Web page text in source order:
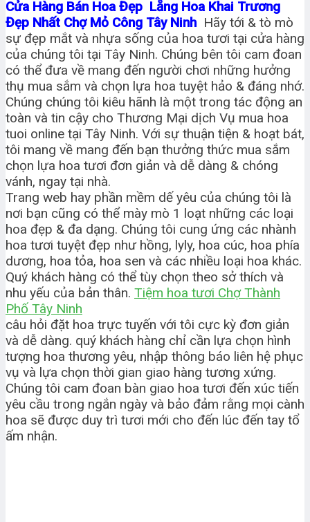
Cửa Hàng Bán Hoa Đẹp Lẵng Hoa Khai Trương
Đẹp Nhất Chợ Mỏ Công Tây Ninh Hãy tới & tò mò
sự đẹp mắt và nhựa sống của hoa tươi tại cửa hàng
của chúng tôi tại Tây Ninh. Chúng bên tôi cam đoan
có thể đưa về mang đến người chơi những hưởng
thụ mua sắm và chọn lựa hoa tuyệt hảo & đáng nhớ.
Chúng chúng tôi kiêu hãnh là một trong tác động an
toàn và tin cậy cho Thương Mại dịch Vụ mua hoa
tuoi online tại Tây Ninh. Với sự thuận tiện & hoạt bát,
tôi mang về mang đến bạn thưởng thức mua sắm
chọn lựa hoa tươi đơn giản và dễ dàng & chóng
vánh, ngay tại nhà.
Trang web hay phần mềm dế yêu của chúng tôi là
nơi bạn cũng có thể mày mò 1 loạt những các loại
hoa đẹp & đa dạng. Chúng tôi cung ứng các nhành
hoa tươi tuyệt đẹp như hồng, lyly, hoa cúc, hoa phía
dương, hoa tỏa, hoa sen và các nhiều loại hoa khác.
Quý khách hàng có thể tùy chọn theo sở thích và
nhu yếu của bản thân. Tiệm hoa tươi Chợ Thành
Phố Tây Ninh
câu hỏi đặt hoa trực tuyến với tôi cực kỳ đơn giản
và dễ dàng. quý khách hàng chỉ cần lựa chọn hình
tượng hoa thương yêu, nhập thông báo liên hệ phục
vụ và lựa chọn thời gian giao hàng tương xứng.
Chúng tôi cam đoan bàn giao hoa tươi đến xúc tiến
yêu cầu trong ngắn ngày và bảo đảm rằng mọi cành
hoa sẽ được duy trì tươi mới cho đến lúc đến tay tổ
ấm nhận.